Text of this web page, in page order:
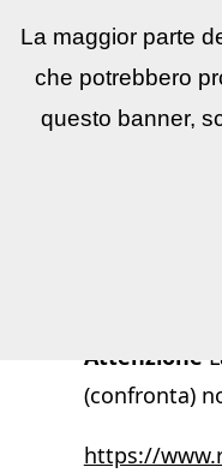
ReflexLIST▼
Attenzione
(confronta)
https://
La maggior parte
che potrebbero
questo banner,